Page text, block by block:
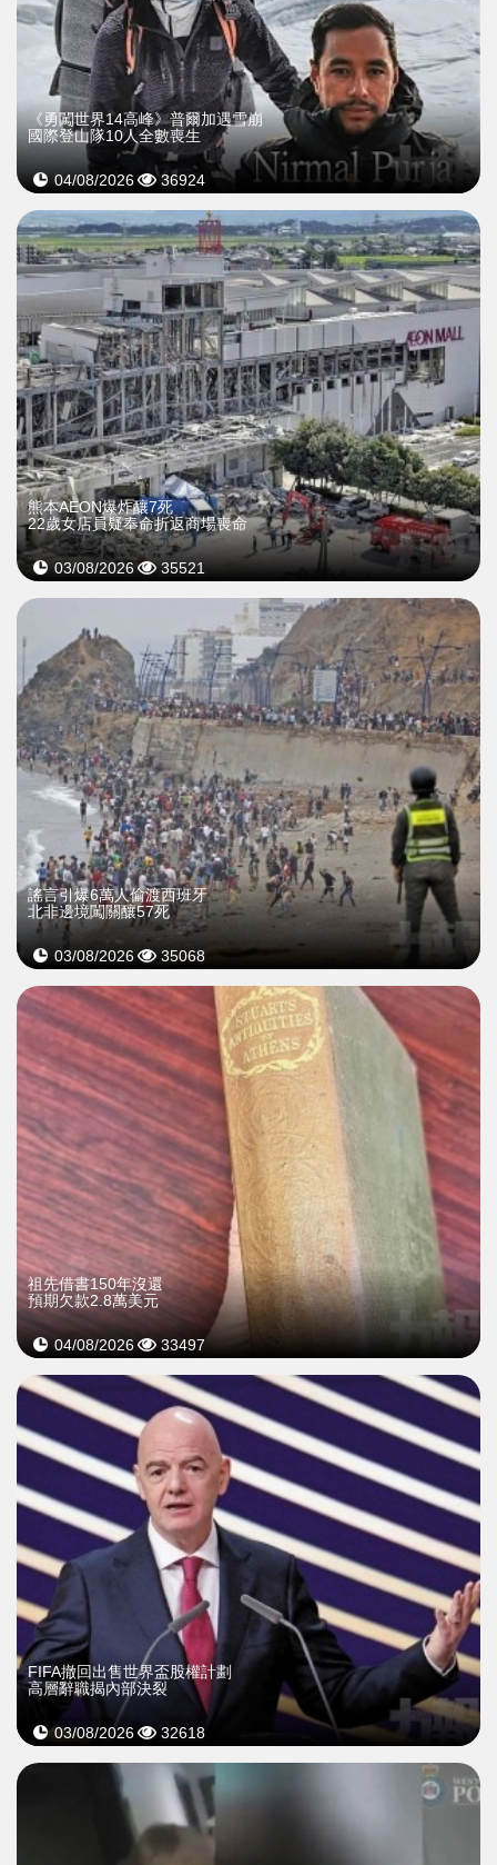
《勇闖世界14高峰》普爾加遇雪崩
國際登山隊10人全數喪生
04/08/2026 36924
熊本AEON爆炸釀7死
22歲女店員疑奉命折返商場喪命
03/08/2026 35521
謠言引爆6萬人偷渡西班牙
北非邊境闖關釀57死
03/08/2026 35068
祖先借書150年沒還
預期欠款2.8萬美元
04/08/2026 33497
FIFA撤回出售世界盃股權計劃
高層辭職揭內部決裂
03/08/2026 32618